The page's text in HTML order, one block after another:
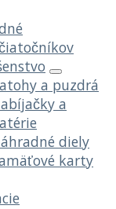
a puzdrá
a
diely
karty